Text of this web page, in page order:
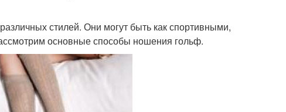
стилей. Они могут быть как спортивными,
основные способы ношения гольф.